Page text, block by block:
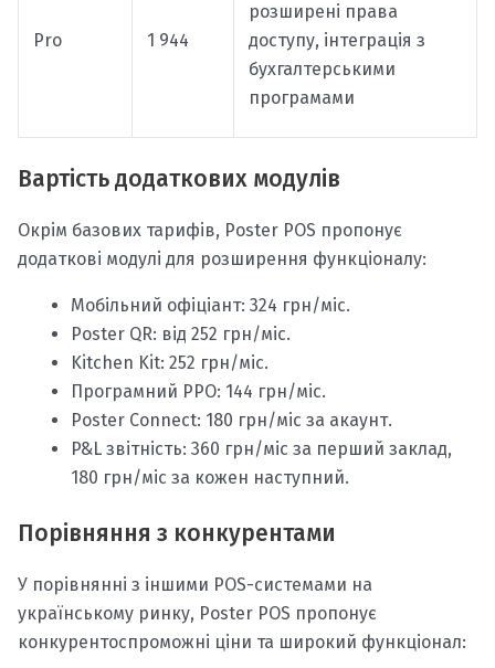
Pro 1 944
розширені права
доступу, інтеграція з
бухгалтерськими
програмами
Вартість додаткових модулів
Окрім базових тарифів, Poster POS пропонує
додаткові модулі для розширення функціоналу:
Мобільний офіціант: 324 грн/міс.
Poster QR: від 252 грн/міс.
Kitchen Kit: 252 грн/міс.
Програмний РРО: 144 грн/міс.
Poster Connect: 180 грн/міс за акаунт.
P&L звітність: 360 грн/міс за перший заклад,
180 грн/міс за кожен наступний.
Порівняння з конкурентами
У порівнянні з іншими POS-системами на
українському ринку, Poster POS пропонує
конкурентоспроможні ціни та широкий функціонал: